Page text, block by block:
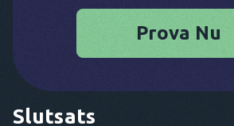
Prova Nu
Slutsats